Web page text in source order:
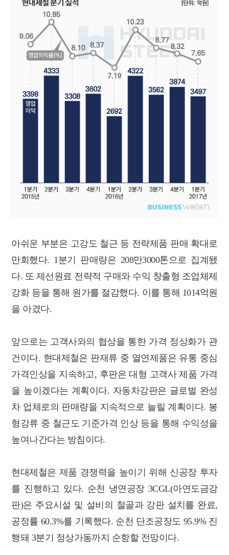
아쉬운 부분은 고강도 철근 등 전략제품 판매 확대로
만회했다. 1분기 판매량은 208만3000톤으로 집계됐
다. 또 제선원료 전략적 구매와 수익 창출형 조업체제
강화 등을 통해 원가를 절감했다. 이를 통해 1014억원
을 아겼다.
앞으로는 고객사와의 협상을 통한 가격 정상화가 관
건이다. 현대제철은 판재류 중 열연제품은 유통 중심
가격인상을 지속하고, 후판은 대형 고객사 제품 가격
을 높이겠다는 계획이다. 자동차강판은 글로벌 완성
차 업체로의 판매량을 지속적으로 늘릴 계획이다. 봉
형강류 중 철근도 기준가격 인상 등을 통해 수익성을
높여나간다는 방침이다.
현대제철은 제품 경쟁력을 높이기 위해 신공장 투자
를 진행하고 있다. 순천 냉연공장 3CGL(아연도금강
판)은 주요시설 및 설비의 철골과 강판 설치를 완료,
공정률 60.3%를 기록했다. 순천 단조공장도 95.9% 진
행돼 3분기 정상가동까지 순항할 전망이다.